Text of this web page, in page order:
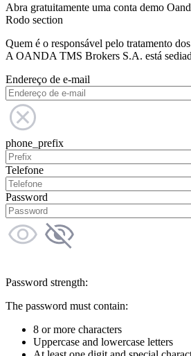
Abra gratuitamente uma conta demo
Rodo section
Quem é o responsável pelo tratamento
A OANDA TMS Brokers S.A. está
Endereço de e-mail
phone_prefix
Telefone
Password
Password strength:
The password must contain:
8 or more characters
Uppercase and lowercase letters